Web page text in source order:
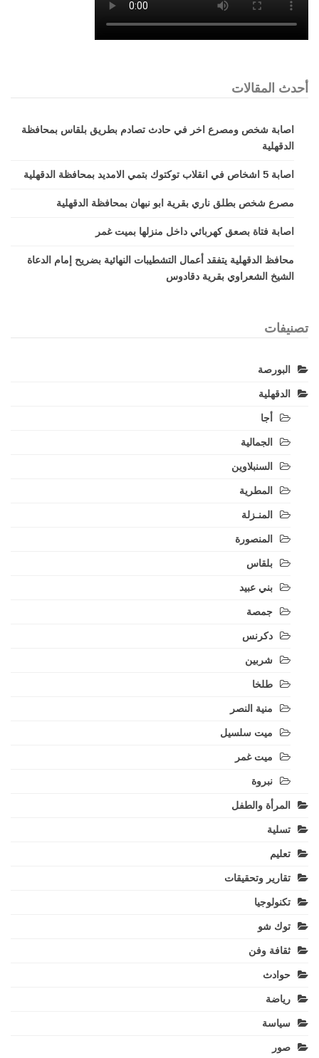
أحدث المقالات
اصابة شخص ومصرع اخر في حادث تصادم بطريق بلقاس بمحافظة
الدقهلية
اصابة 5 اشخاص في انقلاب توكتوك بتمي الامديد بمحافظة الدقهلية
مصرع شخص بطلق ناري بقرية ابو نبهان بمحافظة الدقهلية
اصابة فتاة بصعق كهربائي داخل منزلها بميت غمر
محافظ الدقهلية يتفقد أعمال التشطيبات النهائية بضريح إمام الدعاة
الشيخ الشعراوي بقرية دقادوس
تصنيفات
البورصة
الدقهلية
أجا
الجمالية
السنبلاوين
المطرية
المنـزلة
المنصورة
بلقاس
بني عبيد
جمصة
دكرنس
شربين
طلخا
منية النصر
ميت سلسيل
ميت غمر
نبروة
المرأة والطفل
تسلية
تعليم
تقارير وتحقيقات
تكنولوجيا
توك شو
ثقافة وفن
حوادث
رياضة
سياسة
صور